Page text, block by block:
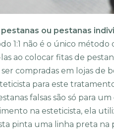
ou pestanas
1:1 não é o único
ao colocar fitas de
compradas em lojas de
para este
falsas são só para
na esteticista, ela
pinta uma linha preta na